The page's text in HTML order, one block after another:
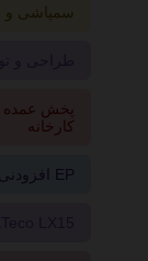
سمپاشی و
پخش عمده
کارخانه
افزودنی EP